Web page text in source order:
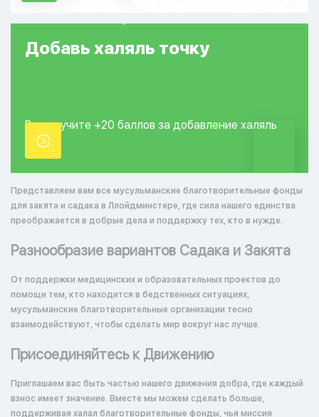
Добавь халяль точку
Вы получите +20 баллов за добавление халяль
точки.
Представляем вам все мусульманские благотворительные фонды
для закята и садака в Ллойдминстере, где сила нашего единства
преображается в добрые дела и поддержку тех, кто в нужде.
Разнообразие вариантов Садака и Закята
От поддержки медицинских и образовательных проектов до
помощи тем, кто находится в бедственных ситуациях,
мусульманские благотворительные организации тесно
взаимодействуют, чтобы сделать мир вокруг нас лучше.
Присоединяйтесь к Движению
Приглашаем вас быть частью нашего движения добра, где каждый
взнос имеет значение. Вместе мы можем сделать больше,
поддерживая халал благотворительные фонды, чья миссия